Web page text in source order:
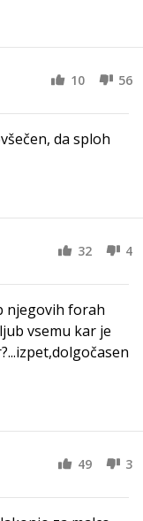
10 56
da sploh
32 4
njegovih forah
vsemu kar je
49 3